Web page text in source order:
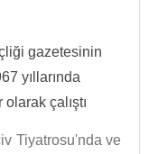
gazetesinin
yıllarında
çalıştı
Tiyatrosu'nda ve